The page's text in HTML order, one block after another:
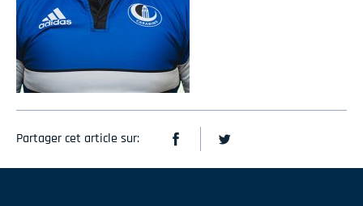
Partager cet article sur: